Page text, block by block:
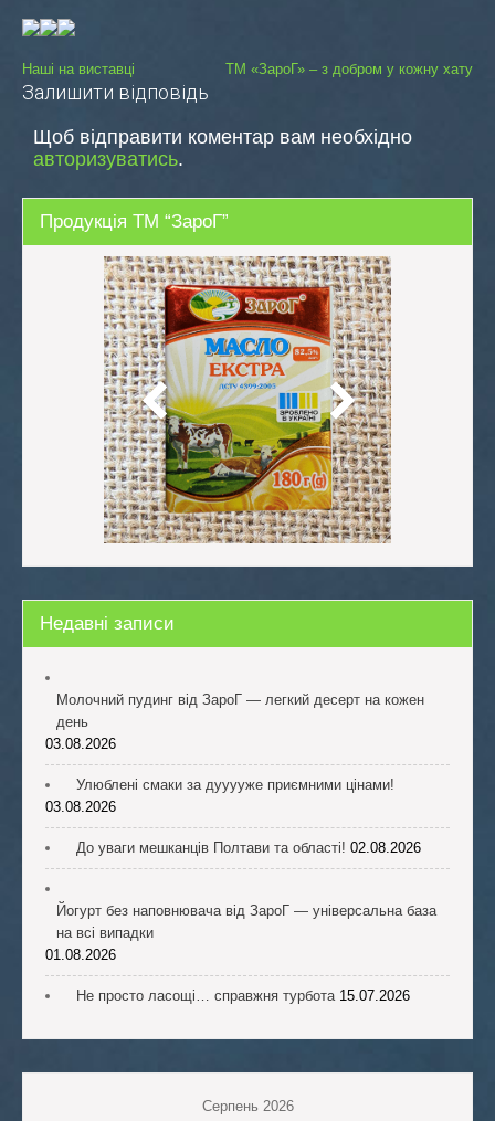
Навігація
записів
Наші на виставці ТМ «ЗароГ» – з добром у кожну хату
Залишити відповідь
Щоб відправити коментар вам необхідно
авторизуватись.
Продукція ТМ “ЗароГ”
Недавні записи
Молочний пудинг від ЗароГ — легкий десерт на кожен
день
03.08.2026
Улюблені смаки за дууууже приємними цінами!
03.08.2026
До уваги мешканців Полтави та області! 02.08.2026
Йогурт без наповнювача від ЗароГ — універсальна база
на всі випадки
01.08.2026
Не просто ласощі… справжня турбота 15.07.2026
Серпень 2026